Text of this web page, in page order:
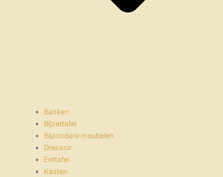
Banken
Bijzettafel
Bijzondere meubelen
Dressoir
Eettafel
Kasten